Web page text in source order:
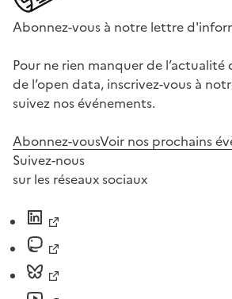
Abonnez-vous à notre lettre
Pour ne rien manquer de
de l’open data, inscrivez-vous à
suivez nos événements.
Abonnez-vousVoir nos prochains
Suivez-nous
sur les réseaux sociaux